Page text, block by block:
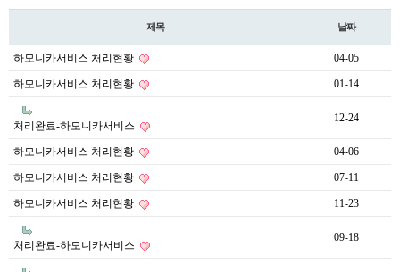
제목 날짜
하모니카서비스 처리현황 04-05
하모니카서비스 처리현황 01-14
처리완료-하모니카서비스
12-24
하모니카서비스 처리현황 04-06
하모니카서비스 처리현황 07-11
하모니카서비스 처리현황 11-23
처리완료-하모니카서비스
09-18